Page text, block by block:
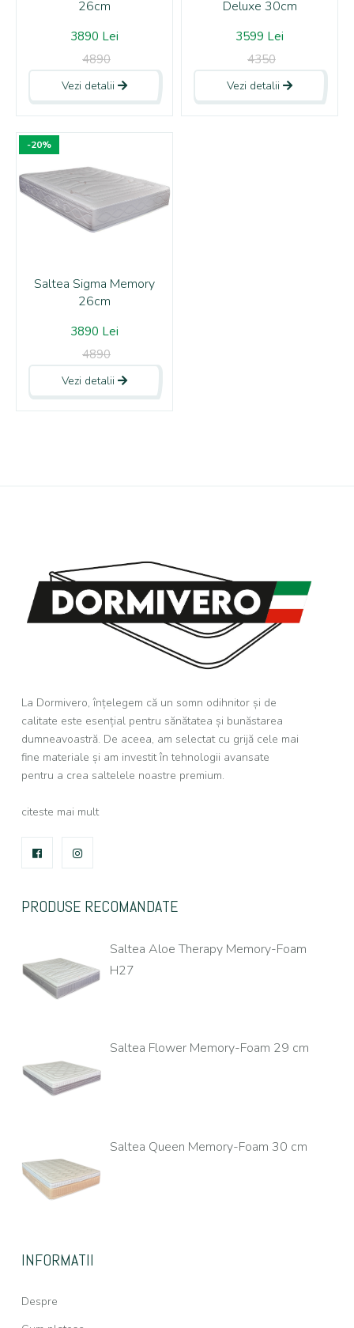
26cm
3890 Lei
4890
Vezi detalii
Deluxe 30cm
3599 Lei
4350
Vezi detalii
-20%
Saltea Sigma Memory
26cm
3890 Lei
4890
Vezi detalii
La Dormivero, înțelegem că un somn odihnitor și de
calitate este esențial pentru sănătatea și bunăstarea
dumneavoastră. De aceea, am selectat cu grijă cele mai
fine materiale și am investit în tehnologii avansate
pentru a crea saltelele noastre premium.
citeste mai mult
FACEBOOK
PRODUSE RECOMANDATE
Saltea Aloe Therapy Memory-Foam
H27
Saltea Flower Memory-Foam 29 cm
Saltea Queen Memory-Foam 30 cm
INFORMATII
Despre